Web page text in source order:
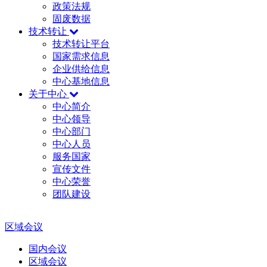
政策法规
固废数据
技术转让
技术转让平台
国家需求信息
企业供给信息
中心基地信息
关于中心
中心简介
中心领导
中心部门
中心人员
服务国家
宣传文件
中心荣誉
团队建设
区域会议
国内会议
区域会议